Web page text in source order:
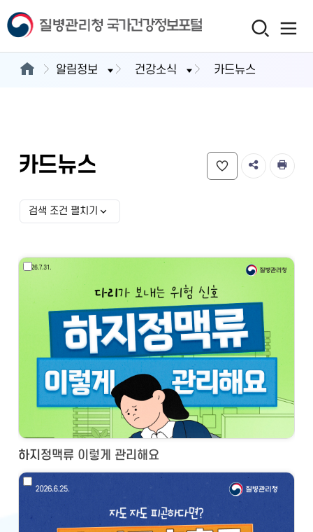
알림정보 건강소식 카드뉴스
카드뉴스
검색 조건 선택
검색 조건 펼치기
하지정맥류 이렇게 관리해요